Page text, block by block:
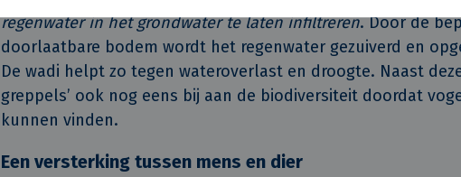
regenwater in het grondwater te laten infiltreren. Door de
doorlaatbare bodem wordt het regenwater gezuiverd en
De wadi helpt zo tegen wateroverlast en droogte. Naast
greppels’ ook nog eens bij aan de biodiversiteit doordat
kunnen vinden.
Een versterking tussen mens en dier